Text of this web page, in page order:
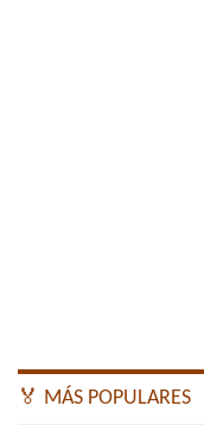
🏅 MÁS POPULARES